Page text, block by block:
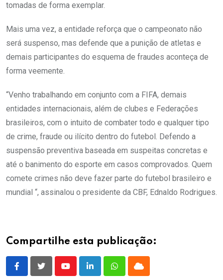
tomadas de forma exemplar.
Mais uma vez, a entidade reforça que o campeonato não
será suspenso, mas defende que a punição de atletas e
demais participantes do esquema de fraudes aconteça de
forma veemente.
“Venho trabalhando em conjunto com a FIFA, demais
entidades internacionais, além de clubes e Federações
brasileiros, com o intuito de combater todo e qualquer tipo
de crime, fraude ou ilícito dentro do futebol. Defendo a
suspensão preventiva baseada em suspeitas concretas e
até o banimento do esporte em casos comprovados. Quem
comete crimes não deve fazer parte do futebol brasileiro e
mundial “, assinalou o presidente da CBF, Ednaldo Rodrigues.
Compartilhe esta publicação:
YoutubeLinkedInWhatsappCloud